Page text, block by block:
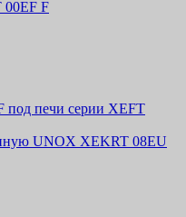
под печи серии XEFT